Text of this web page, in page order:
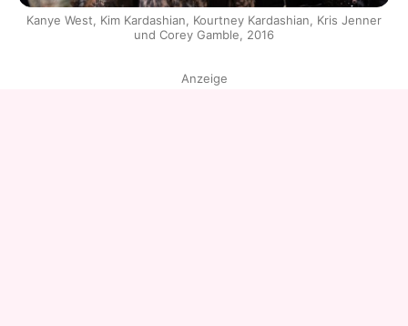
Kanye West, Kim Kardashian, Kourtney Kardashian, Kris Jenner
und Corey Gamble, 2016
Anzeige